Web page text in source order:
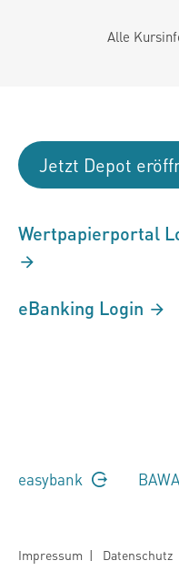
Alle
Jetzt Depot
Wertpapierportal
eBanking Login
easybank
Impressum | Datenschutz